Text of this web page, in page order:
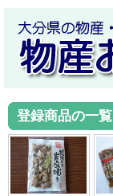
登録商品の一覧